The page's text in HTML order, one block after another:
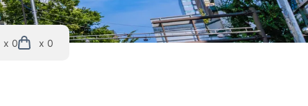
x 0 x 0